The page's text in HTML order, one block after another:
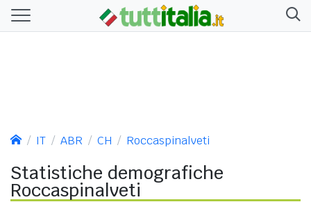
IT ABR CH Roccaspinalveti
Statistiche demografiche
Roccaspinalveti